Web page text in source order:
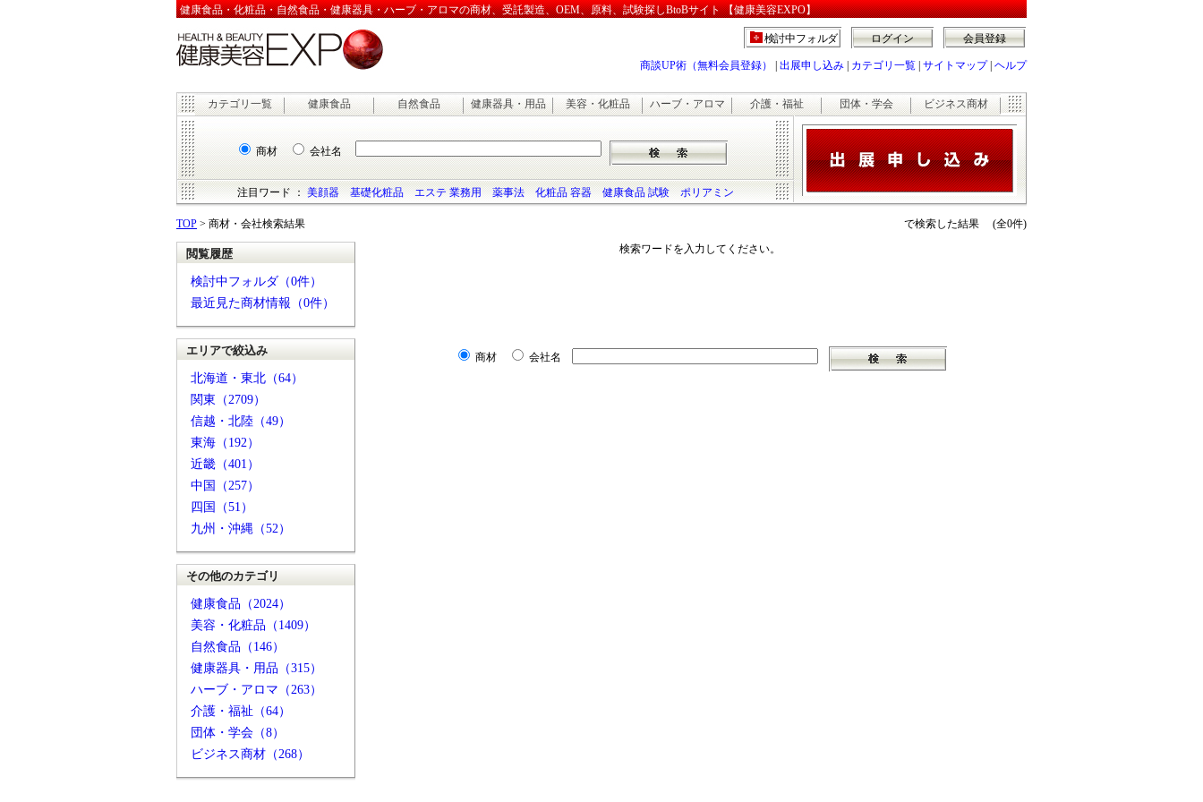
健康食品・化粧品・自然食品・健康器具・ハーブ・アロマの商材、受託製造、OEM、原料、試験探しBtoBサイト 【健康美容EXPO】
会員登録
ログイン
検討中フォルダ
商談UP術（無料会員登録） 出展申し込み カテゴリ一覧 サイトマップ| ヘルプ
カテゴリ一覧 健康食品 自然食品 健康器具・用品 美容・化粧品 ハーブ・アロマ 介護・福祉 団体・学会 ビジネス商材
商材 会社名
注目ワード ：美顔器 基礎化粧品 エステ 業務用 薬事法 化粧品 容器 健康食品 試験 ポリアミン
TOP > 商材・会社検索結果 で検索した結果 (全0件)
閲覧履歴
検討中フォルダ（0件）
最近見た商材情報（0件）
エリアで絞込み
北海道・東北（64）
関東（2709）
信越・北陸（49）
東海（192）
近畿（401）
中国（257）
四国（51）
九州・沖縄（52）
その他のカテゴリ
健康食品（2024）
美容・化粧品（1409）
自然食品（146）
健康器具・用品（315）
ハーブ・アロマ（263）
介護・福祉（64）
団体・学会（8）
ビジネス商材（268）
検索ワードを入力してください。
商材 会社名